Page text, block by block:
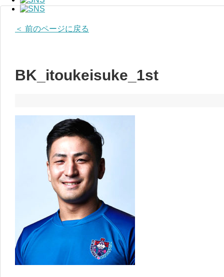
＜ 前のページに戻る
BK_itoukeisuke_1st